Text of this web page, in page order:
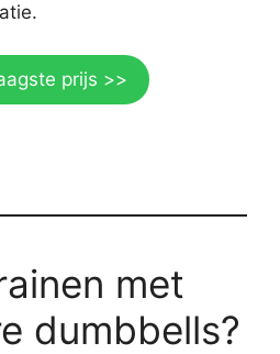
prijs >>
met
dumbbells?